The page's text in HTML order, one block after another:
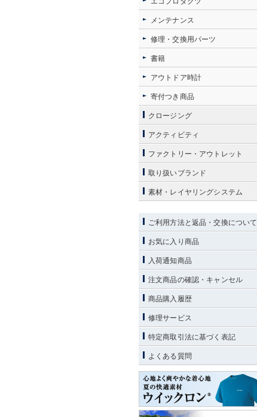
メンテナンス
修理・交換用パーツ
書籍
アウトドア時計
寄付つき商品
クロージング
アクティビティ
ファクトリー・アウトレット
取り扱いブランド
素材・レイヤリングシステム
ご利用方法と返品・交換について
お気に入り商品
入荷通知商品
注文商品の確認・キャンセル
商品購入履歴
修理サービス
特定商取引法に基づく表記
よくある質問